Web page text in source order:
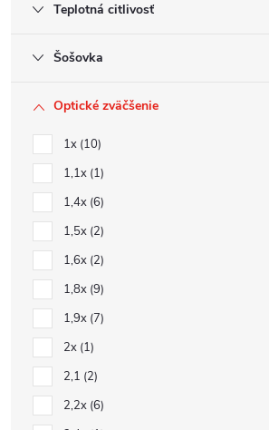
Teplotná citlivosť
Šošovka
Optické zväčšenie
1x 10
1,1x 1
1,4x 6
1,5x 2
1,6x 2
1,8x 9
1,9x 7
2x 1
2,1 2
2,2x 6